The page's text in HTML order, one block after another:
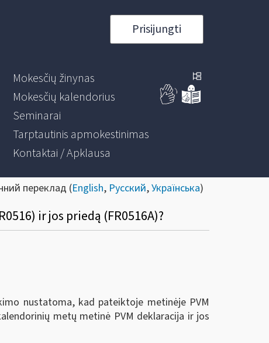
Prisijungti
Mokesčių žinynas
Mokesčių kalendorius
Seminarai
Tarptautinis apmokestinimas
Kontaktai / Apklausa
переклад (English, Русский,Українська)
ir jos priedą (FR0516A)?
nustatoma, kad pateiktoje metinėje PVM
metų metinė PVM deklaracija ir jos